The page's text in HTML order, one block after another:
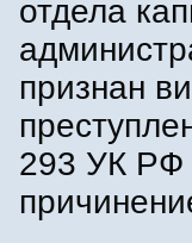
отдела
признан
293 УК РФ